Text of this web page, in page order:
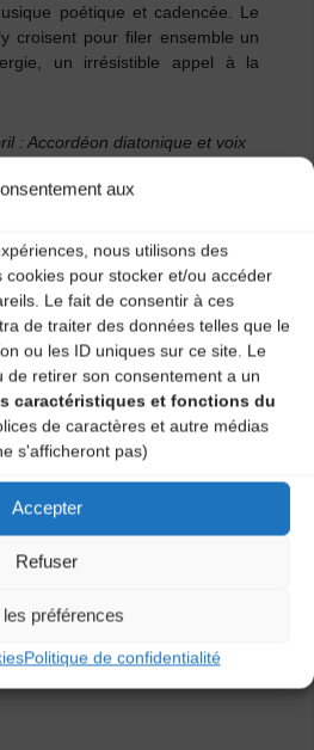
aux
nous utilisons des
cookies pour stocker et/ou accéder
Le fait de consentir à ces
de traiter des données telles que le
ou les ID uniques sur ce site. Le
de retirer son consentement a un
caractéristiques et fonctions du
de caractères et autre médias
s'afficheront pas)
Accepter
Refuser
les préférences
Politique de confidentialité
poétique et cadencée.
Le
croisent pour filer ensemble un
un irrésistible appel à la
: Accordéon diatonique et voix
voix et pieds
de 16 ans
d’emploi, bénéficiaires du
à partir de 16 ans, adhérents